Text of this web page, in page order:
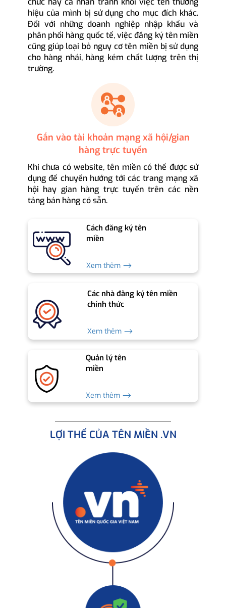
hiệu của mình bị sử dụng cho mục đích khác.
Đối với những doanh nghiệp nhập khẩu và
phân phối hàng quốc tế, việc đăng ký tên miền
cũng giúp loại bỏ nguy cơ tên miền bị sử dụng
cho hàng nhái, hàng kém chất lượng trên thị
trường.
Gắn vào tài khoản mạng xã hội/gian
hàng trực tuyến
Khi chưa có website, tên miền có thể được sử
dụng để chuyển hướng tới các trang mạng xã
hội hay gian hàng trực tuyến trên các nền
tảng bán hàng có sẵn.
Cách đăng ký tên
miền
Xem thêm ⟶
Các nhà đăng ký tên miền
chính thức
Xem thêm ⟶
Quản lý tên
miền
Xem thêm ⟶
LỢI THẾ CỦA TÊN MIỀN .VN